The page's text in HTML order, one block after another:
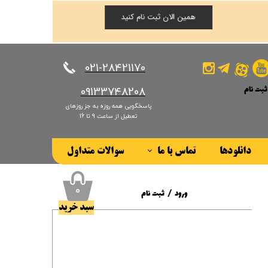
​​​​​​​021-28421170
​​​​​​​09133748208
پاسخگویی همه روزه به جز روزهای
تعطیل از ساعت 9 تا 16
دانلودها تماس با ما سوالات متداول
ثبت نام
من
واژه
همین الان ثبت نام کنید
۰
سبد خرید
ورود / ثبت نام
حساب کاربری من